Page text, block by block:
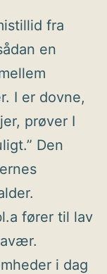
fra
en
I er dovne,
prøver I
Den
fører til lav
i dag